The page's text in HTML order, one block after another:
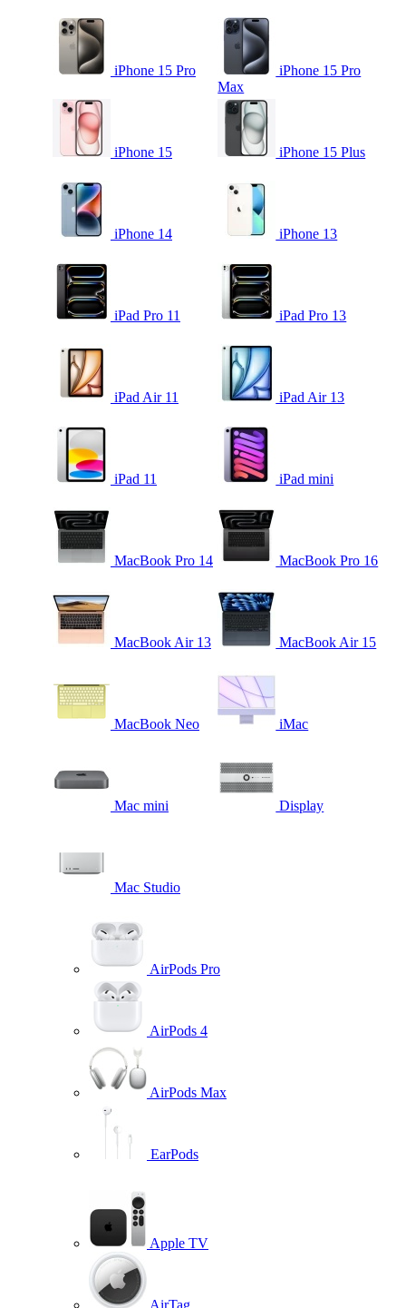
iPhone 15 Pro
iPhone 15 Pro
Max
iPhone 15 iPhone 15 Plus
iPhone 14 iPhone 13
iPad Pro 11 iPad Pro 13
iPad Air 11 iPad Air 13
iPad 11 iPad mini
MacBook Pro 14 MacBook Pro 16
MacBook Air 13 MacBook Air 15
MacBook Neo iMac
Mac mini Display
Mac Studio
AirPods Pro
AirPods 4
AirPods Max
EarPods
Apple TV